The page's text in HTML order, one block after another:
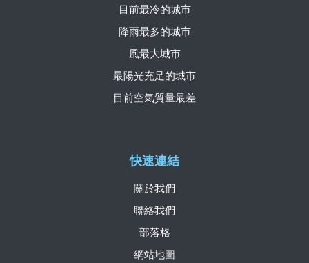
快速連結
關於我們
聯絡我們
部落格
網站地圖
目前最冷的城市
降雨最多的城市
風最大城市
最陽光充足的城市
目前空氣質量最差